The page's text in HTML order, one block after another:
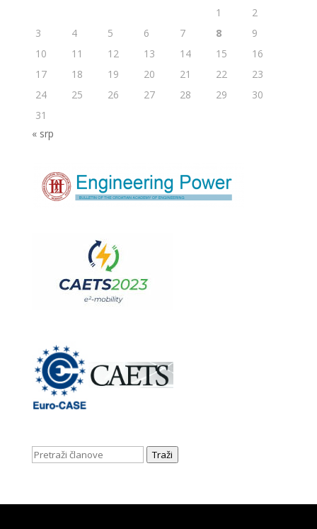
1
2
3
4 5 6 7 8
9
10
11 12 13 14 15
16
17
18 19 20 21 22
23
24
25 26 27 28 29
30
31
« srp
Traži